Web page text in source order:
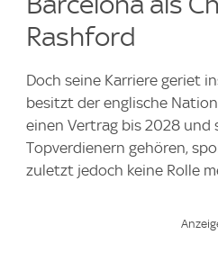
Rashford
Doch seine Karriere geriet
besitzt der englische
einen Vertrag bis 2028 und
Topverdienern gehören,
zuletzt jedoch keine Rolle